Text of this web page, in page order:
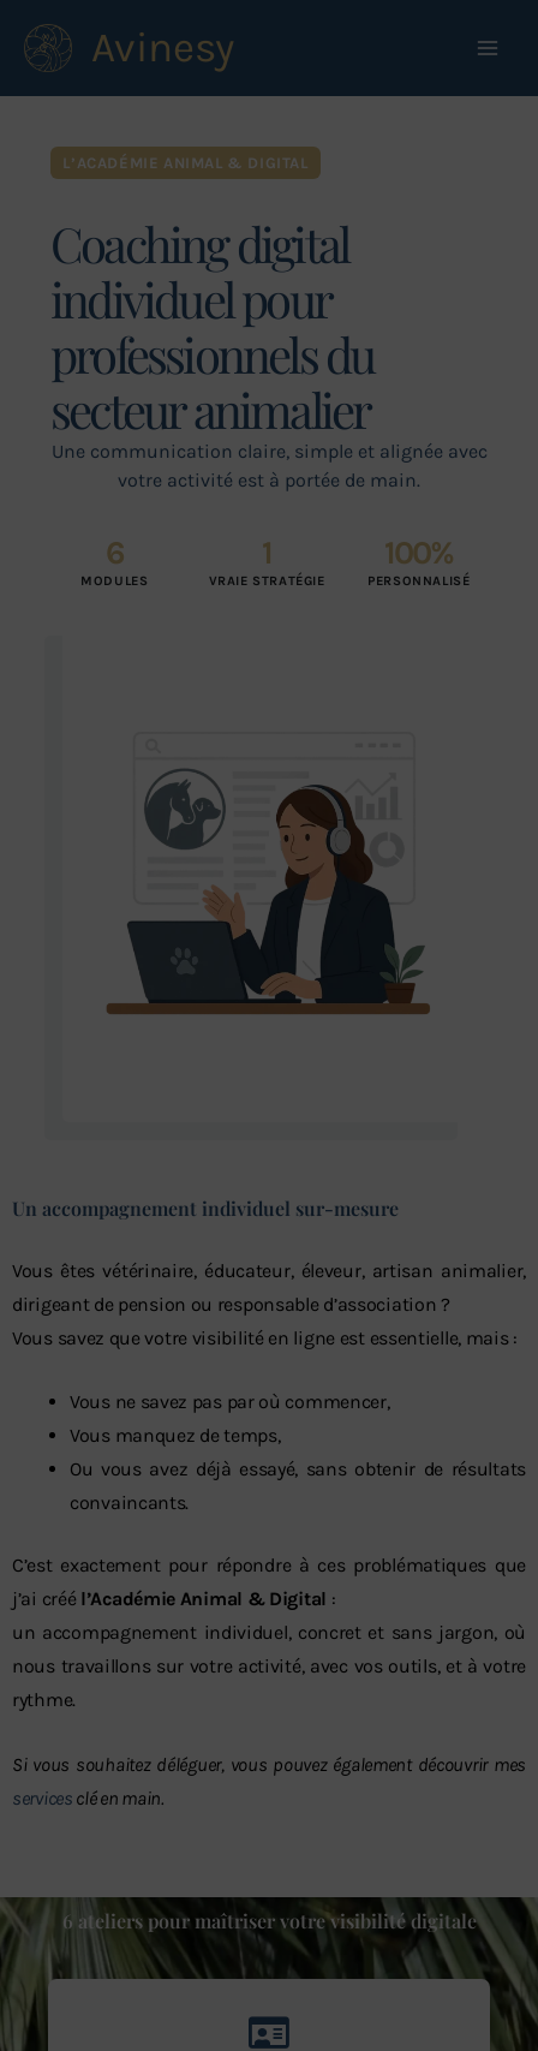
Avinesy
L’ACADÉMIE ANIMAL & DIGITAL
Coaching digital
individuel pour
professionnels du
secteur animalier
Une communication claire, simple et alignée avec
votre activité est à portée de main.
MODULES
6
VRAIE STRATÉGIE
1
PERSONNALISÉ
100%
Un accompagnement individuel sur-mesure
Vous êtes vétérinaire, éducateur, éleveur, artisan animalier,
dirigeant de pension ou responsable d’association ?
Vous savez que votre visibilité en ligne est essentielle, mais :
Vous ne savez pas par où commencer,
Vous manquez de temps,
Ou vous avez déjà essayé, sans obtenir de résultats
convaincants.
C’est exactement pour répondre à ces problématiques que
j’ai créé l’Académie Animal & Digital :
un accompagnement individuel, concret et sans jargon, où
nous travaillons sur votre activité, avec vos outils, et à votre
rythme.
Si vous souhaitez déléguer, vous pouvez également découvrir mes
services clé en main.
6 ateliers pour maîtriser votre visibilité digitale